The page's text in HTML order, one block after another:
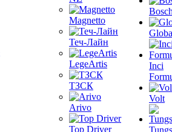
Magnetto
Теч-Лайн
LegeArtis
ТЗСК
Arivo
Top Driver
Inci
Volt